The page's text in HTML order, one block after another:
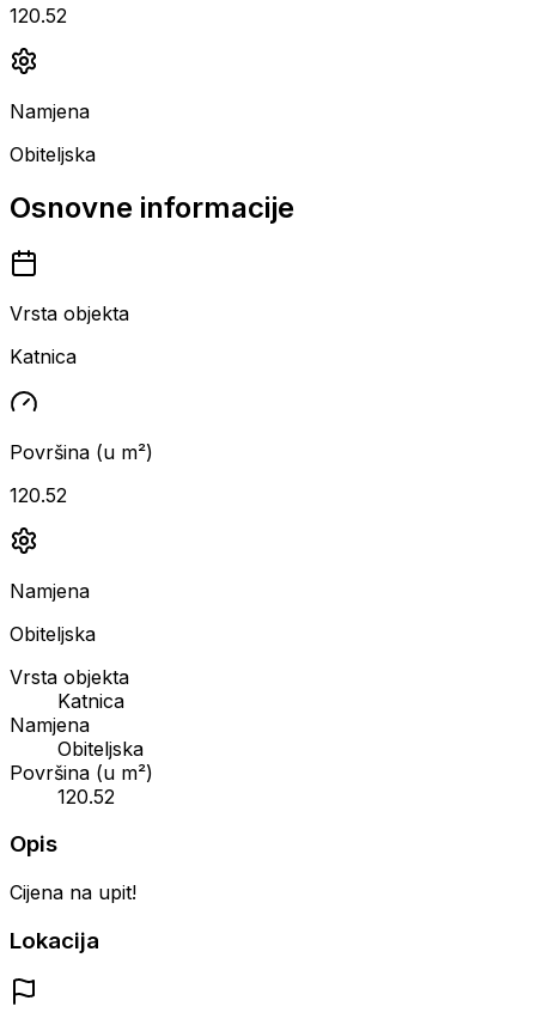
120.52
Namjena
Obiteljska
Osnovne informacije
Vrsta objekta
Katnica
Površina (u m²)
120.52
Namjena
Obiteljska
Vrsta objekta
Katnica
Namjena
Obiteljska
Površina (u m²)
120.52
Opis
Cijena na upit!
Lokacija